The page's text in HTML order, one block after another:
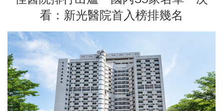
看：新光醫院首入榜排幾名